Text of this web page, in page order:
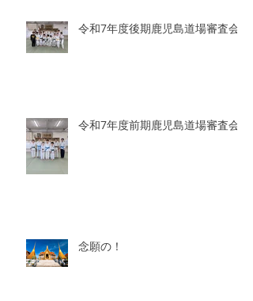
令和7年度後期鹿児島道場審査会
令和7年度前期鹿児島道場審査会
念願の！